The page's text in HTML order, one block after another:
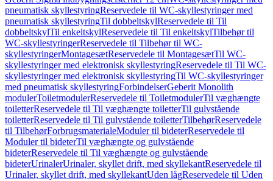
pneumatisk skyllestyringReservedele til WC-skyllestyringer med
pneumatisk skyllestyringTil dobbeltskylReservedele til Til
dobbeltskylTil enkeltskylReservedele til Til enkeltskylTilbehør til
WC-skyllestyringerReservedele til Tilbehør til WC-
skyllestyringerMontagesætReservedele til MontagesætTil WC-
skyllestyringer med elektronisk skyllestyringReservedele til Til WC-
skyllestyringer med elektronisk skyllestyringTil WC-skyllestyringer
med pneumatisk skyllestyringForbindelserGeberit Monolith
modulerToiletmodulerReservedele til ToiletmodulerTil væghængte
toiletterReservedele til Til væghængte toiletterTil gulvstående
toiletterReservedele til Til gulvstående toiletterTilbehørReservedele
til TilbehørForbrugsmaterialeModuler til bideterReservedele til
Moduler til bideterTil væghængte og gulvstående
bideterReservedele til Til væghængte og gulvstående
bideterUrinalerUrinaler, skyllet drift, med skyllekantReservedele til
Urinaler, skyllet drift, med skyllekantUden lågReservedele til Uden